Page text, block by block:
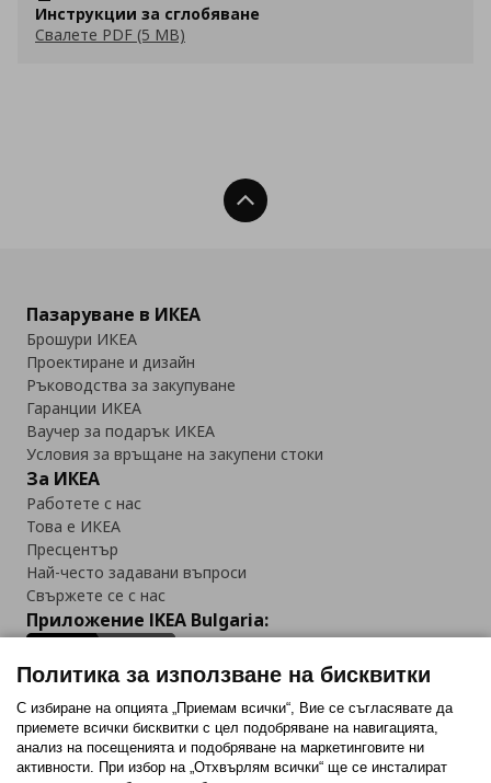
Инструкции за сглобяване
Свалете PDF (5 MB)
Нагоре
Пазаруване в ИКЕА
Брошури ИКЕА
Проектиране и дизайн
Ръководства за закупуване
Гаранции ИКЕА
Ваучер за подарък ИКЕА
Условия за връщане на закупени стоки
За ИКЕА
Работете с нас
Това е ИКЕА
Пресцентър
Най-често задавани въпроси
Свържете се с нас
Приложение IKEA Bulgaria:
Последвайте ни:
FacebookTwitterYoutubePinterestInstagram
Политика за използване на бисквитки
С избиране на опцията „Приемам всички“, Вие се съгласявате да
приемете всички бисквитки с цел подобряване на навигацията,
анализ на посещенията и подобряване на маркетинговите ни
активности. При избор на „Отхвърлям всички“ ще се инсталират